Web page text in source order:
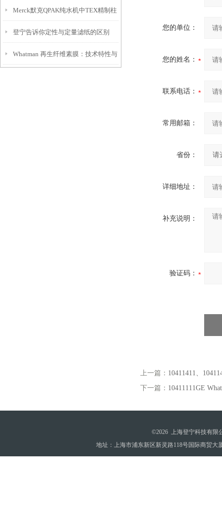
敏度
Merck默克QPAK纯水机中TEX精制柱
纯化柱的作用
登宁告诉你定性与定量滤纸的区别
Whatman 再生纤维素膜：技术特性与
您的单位：
您的姓名：
联系电话：
常用邮箱：
省份：
详细地址：
补充说明：
验证码：
上一篇： 10411411、
下一篇： 10411111GE
©2026 上海登宁科技有限
地址：上海市浦东新区新灵路118号国际商贸大